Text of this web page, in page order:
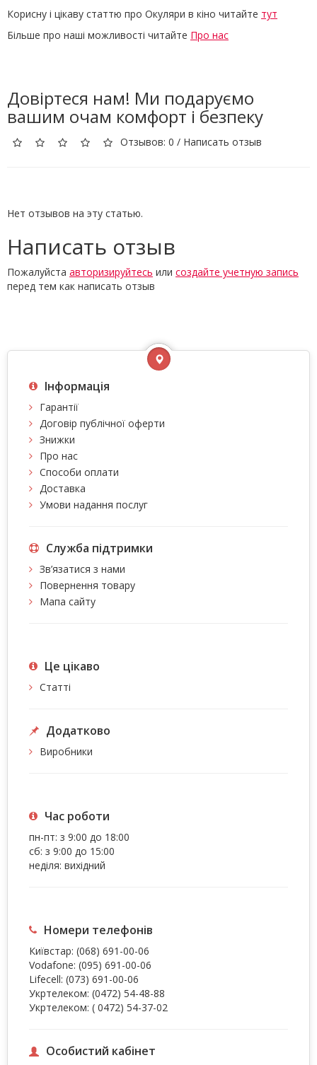
Корисну і цікаву статтю про Oкуляри в кіно читайте тут
Більше про наші можливості читайте Про нас
Довіртеся нам! Ми подаруємо
вашим очам комфорт і безпеку
Отзывов: 0 / Написать отзыв
Нет отзывов на эту статью.
Написать отзыв
Пожалуйста авторизируйтесь или создайте учетную запись
перед тем как написать отзыв
Інформація
Гарантії
Договір публічної оферти
Знижки
Про нас
Способи оплати
Доставка
Умови надання послуг
Служба підтримки
Зв’язатися з нами
Повернення товару
Мапа сайту
Це цiкаво
Статті
Додатково
Виробники
Час роботи
пн-пт: з 9:00 до 18:00
сб: з 9:00 до 15:00
неділя: вихідний
Номери телефонів
Київстар: (068) 691-00-06
Vodafone: (095) 691-00-06
Lifecell: (073) 691-00-06
Укртелеком: (0472) 54-48-88
Укртелеком: ( 0472) 54-37-02
Особистий кабінет